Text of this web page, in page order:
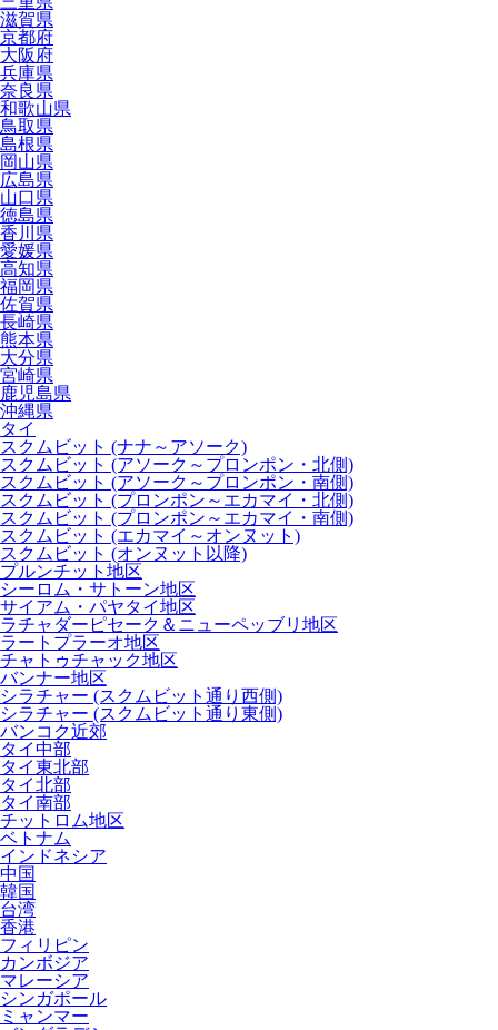
滋賀県
京都府
大阪府
兵庫県
奈良県
和歌山県
鳥取県
島根県
岡山県
広島県
山口県
徳島県
香川県
愛媛県
高知県
福岡県
佐賀県
長崎県
熊本県
大分県
宮崎県
鹿児島県
沖縄県
タイ
スクムビット (ナナ～アソーク)
スクムビット (アソーク～プロンポン・北側)
スクムビット (アソーク～プロンポン・南側)
スクムビット (プロンポン～エカマイ・北側)
スクムビット (プロンポン～エカマイ・南側)
スクムビット (エカマイ～オンヌット)
スクムビット (オンヌット以降)
プルンチット地区
シーロム・サトーン地区
サイアム・パヤタイ地区
ラチャダーピセーク＆ニューペッブリ地区
ラートプラーオ地区
チャトゥチャック地区
バンナー地区
シラチャー (スクムビット通り西側)
シラチャー (スクムビット通り東側)
バンコク近郊
タイ中部
タイ東北部
タイ北部
タイ南部
チットロム地区
ベトナム
インドネシア
中国
韓国
台湾
香港
フィリピン
カンボジア
マレーシア
シンガポール
ミャンマー